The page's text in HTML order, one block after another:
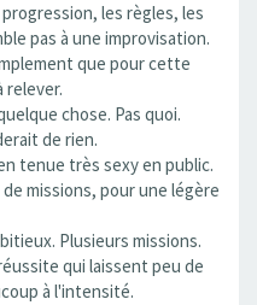
les règles, les
pas à une improvisation.
que pour cette
relever.
chose. Pas quoi.
de rien.
tenue très sexy en public.
missions, pour une légère
Plusieurs missions.
qui laissent peu de
à l'intensité.